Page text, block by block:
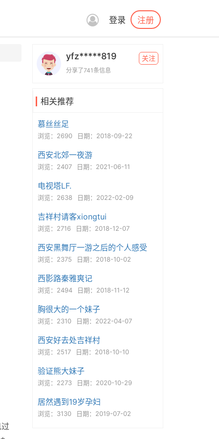
登录 注册
yfz*****819
分享了741条信息
关注
相关推荐
慕丝丝足
浏览：2690 日期：2018-09-22
西安北郊一夜游
浏览：2407 日期：2021-06-11
电视塔LF.
浏览：2638 日期：2022-02-09
吉祥村请客xiongtui
浏览：2716 日期：2018-12-07
西安黑舞厅一游之后的个人感受
浏览：2375 日期：2018-10-02
西影路秦雅爽记
浏览：2494 日期：2018-11-12
胸很大的一个妹子
浏览：2310 日期：2022-04-07
西安好去处吉祥村
浏览：2517 日期：2018-10-10
验证熊大妹子
浏览：2273 日期：2020-10-29
居然遇到19岁孕妇
浏览：3130 日期：2019-07-02